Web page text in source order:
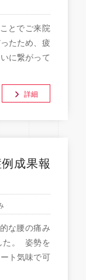
とでご来院
たため、疲
に繋がって
詳細
成果報
な腰の痛み
た。 姿勢を
ト気味で可